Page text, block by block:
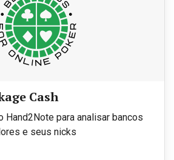
Cash
Hand2Note para analisar bancos
e seus nicks